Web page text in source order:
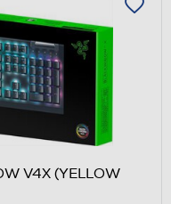
V4X (YELLOW